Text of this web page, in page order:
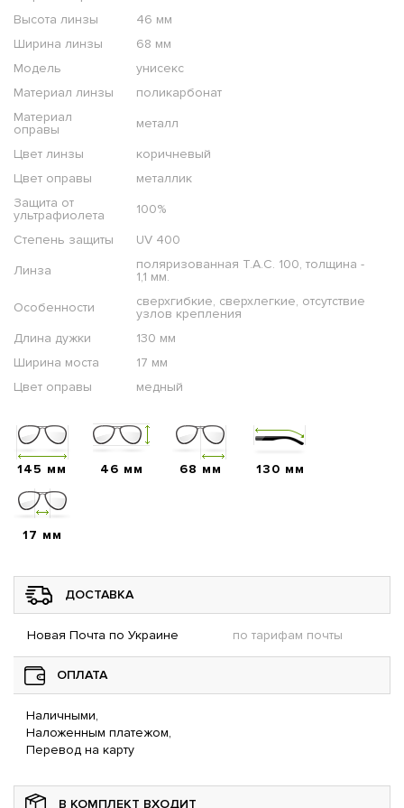
Высота линзы
46 мм
Ширина линзы
68 мм
Модель
унисекс
Материал линзы
поликарбонат
Материал
оправы
металл
Цвет линзы
коричневый
Цвет оправы
металлик
Защита от
ультрафиолета
100%
Степень защиты
UV 400
Линза
поляризованная T.A.C. 100, толщина -
1,1 мм.
Особенности
сверхгибкие, сверхлегкие, отсутствие
узлов крепления
Длина дужки
130 мм
Ширина моста
17 мм
Цвет оправы
медный
145 мм 46 мм 68 мм 130 мм
17 мм
ДОСТАВКА
Новая Почта по Украине по тарифам почты
ОПЛАТА
Наличными,
Наложенным платежом,
Перевод на карту
В КОМПЛЕКТ ВХОДИТ